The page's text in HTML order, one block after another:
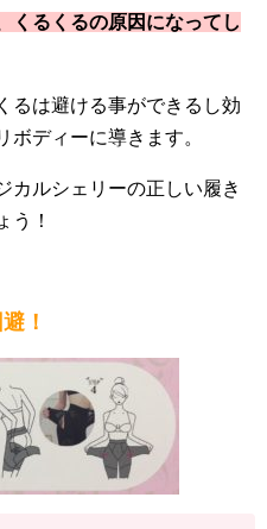
くるくるの原因になってし
るは避ける事ができるし効
ディーに導きます。
カルシェリーの正しい履き
う！
！